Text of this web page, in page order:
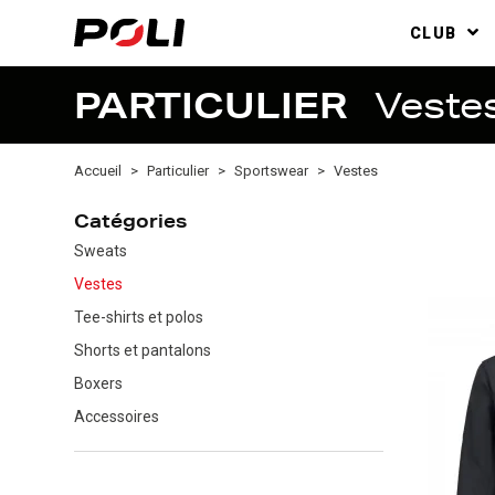
CLUB
PARTICULIER
Accueil Particulier Sportswear Vestes
Catégories
Sweats
Vestes
Tee-shirts et polos
Shorts et pantalons
Boxers
Accessoires